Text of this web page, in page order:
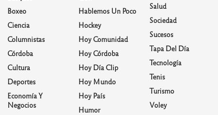
Boxeo
Ciencia
Columnistas
Córdoba
Cultura
Deportes
Economía Y
Negocios
Hablemos Un Poco
Hockey
Hoy Comunidad
Hoy Córdoba
Hoy Día Clip
Hoy Mundo
Hoy País
Humor
Salud
Sociedad
Sucesos
Tapa Del Día
Tecnología
Tenis
Turismo
Voley